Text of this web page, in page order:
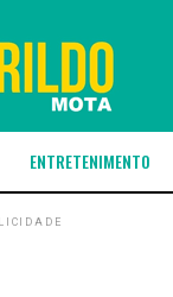
ENTRETENIMENTO